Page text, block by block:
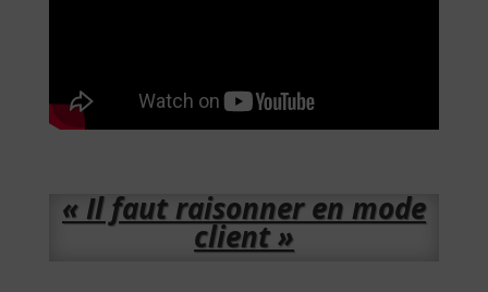
« Il faut raisonner en mode
client »